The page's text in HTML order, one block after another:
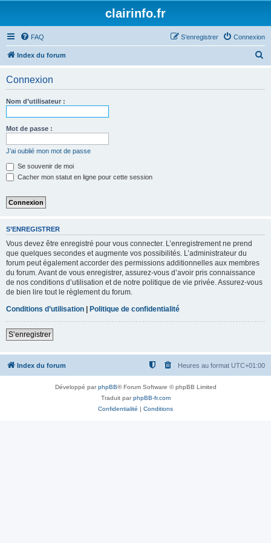
clairinfo.fr
FAQ Connexion
S’enregistrer
Index du forum
Connexion
Nom d’utilisateur :
Mot de passe :
J’ai oublié mon mot de passe
Se souvenir de moi
Cacher mon statut en ligne pour cette session
S’ENREGISTRER
Vous devez être enregistré pour vous connecter. L’enregistrement ne prend
que quelques secondes et augmente vos possibilités. L’administrateur du
forum peut également accorder des permissions additionnelles aux membres
du forum. Avant de vous enregistrer, assurez-vous d’avoir pris connaissance
de nos conditions d’utilisation et de notre politique de vie privée. Assurez-vous
de bien lire tout le règlement du forum.
Conditions d’utilisation | Politique de confidentialité
S’enregistrer
Index du forum Heures au format UTC+01:00
Développé parphpBB® Forum Software © phpBB Limited
Traduit parphpBB-fr.com
Confidentialité | Conditions